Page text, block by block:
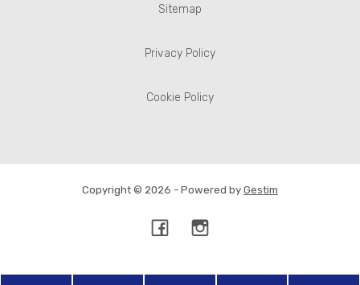
Sitemap
Privacy Policy
Cookie Policy
Copyright © 2026 - Powered by Gestim